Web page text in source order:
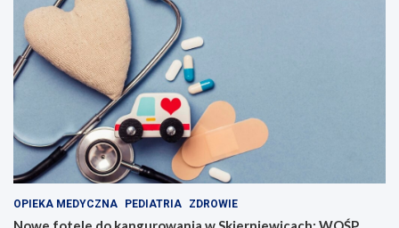
OPIEKA MEDYCZNA PEDIATRIA ZDROWIE